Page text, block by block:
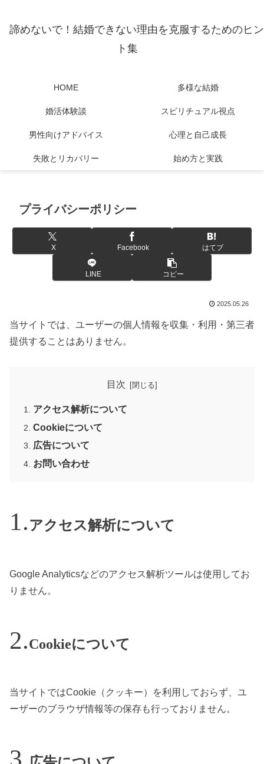
諦めないで！結婚できない理由を克服するためのヒン
ト集
HOME 多様な結婚
婚活体験談 スピリチュアル視点
男性向けアドバイス 心理と自己成長
失敗とリカバリー 始め方と実践
プライバシーポリシー
X Facebook はてブ
LINE コピー
2025.05.26
当サイトでは、ユーザーの個人情報を収集・利用・第三者
提供することはありません。
目次
アクセス解析について
Cookieについて
広告について
お問い合わせ
アクセス解析について
Google Analyticsなどのアクセス解析ツールは使用してお
りません。
Cookieについて
当サイトではCookie（クッキー）を利用しておらず、ユ
ーザーのブラウザ情報等の保存も行っておりません。